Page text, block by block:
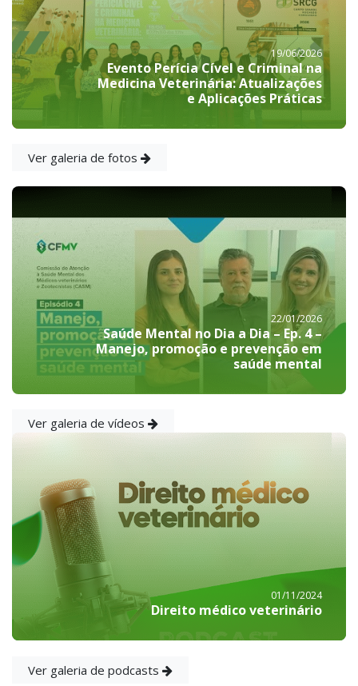
19/06/2026
Evento Perícia Cível e Criminal na
Medicina Veterinária: Atualizações
e Aplicações Práticas
Ver galeria de fotos
22/01/2026
Saúde Mental no Dia a Dia – Ep. 4 –
Manejo, promoção e prevenção em
saúde mental
Ver galeria de vídeos
01/11/2024
Direito médico veterinário
Ver galeria de podcasts